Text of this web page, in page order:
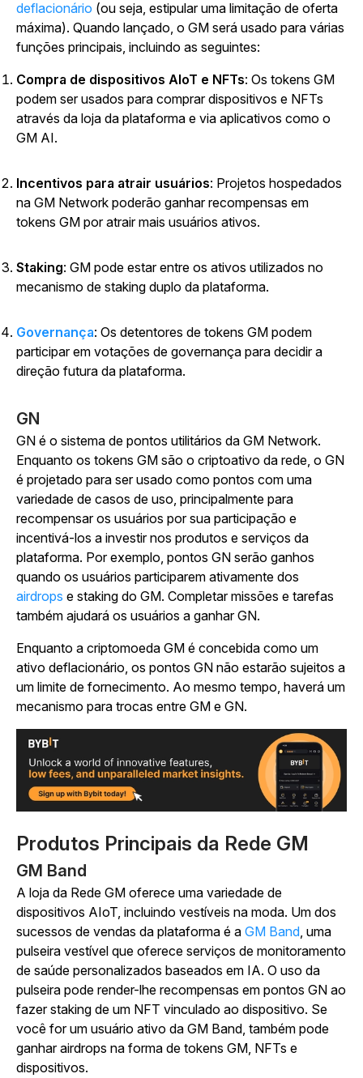
deflacionário (ou seja, estipular uma limitação de oferta
máxima). Quando lançado, o GM será usado para várias
funções principais, incluindo as seguintes:
Compra de dispositivos AIoT e NFTs: Os tokens GM
podem ser usados para comprar dispositivos e NFTs
através da loja da plataforma e via aplicativos como o
GM AI.
Incentivos para atrair usuários: Projetos hospedados
na GM Network poderão ganhar recompensas em
tokens GM por atrair mais usuários ativos.
Staking: GM pode estar entre os ativos utilizados no
mecanismo de staking duplo da plataforma.
Governança: Os detentores de tokens GM podem
participar em votações de governança para decidir a
direção futura da plataforma.
GN
GN é o sistema de pontos utilitários da GM Network.
Enquanto os tokens GM são o criptoativo da rede, o GN
é projetado para ser usado como pontos com uma
variedade de casos de uso, principalmente para
recompensar os usuários por sua participação e
incentivá-los a investir nos produtos e serviços da
plataforma. Por exemplo, pontos GN serão ganhos
quando os usuários participarem ativamente dos
airdrops e staking do GM. Completar missões e tarefas
também ajudará os usuários a ganhar GN.
Enquanto a criptomoeda GM é concebida como um
ativo deflacionário, os pontos GN não estarão sujeitos a
um limite de fornecimento. Ao mesmo tempo, haverá um
mecanismo para trocas entre GM e GN.
Produtos Principais da Rede GM
GM Band
A loja da Rede GM oferece uma variedade de
dispositivos AIoT, incluindo vestíveis na moda. Um dos
sucessos de vendas da plataforma é a GM Band, uma
pulseira vestível que oferece serviços de monitoramento
de saúde personalizados baseados em IA. O uso da
pulseira pode render-lhe recompensas em pontos GN ao
fazer staking de um NFT vinculado ao dispositivo. Se
você for um usuário ativo da GM Band, também pode
ganhar airdrops na forma de tokens GM, NFTs e
dispositivos.